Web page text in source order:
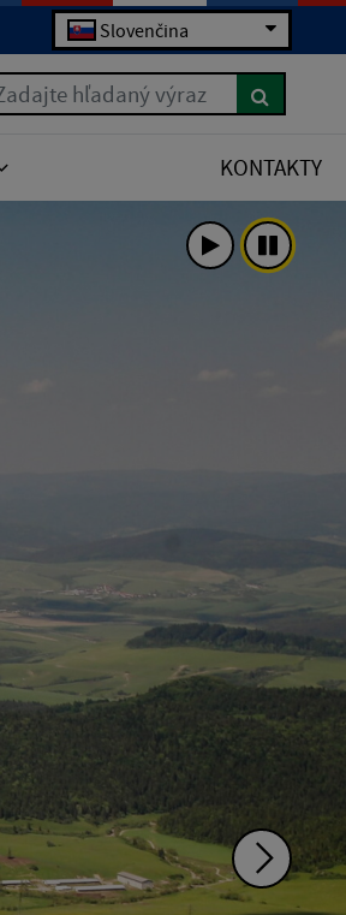
Slovenčina
hľadaný výraz
KONTAKTY